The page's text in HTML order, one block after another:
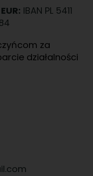
IBAN PL 5411
za
działalności